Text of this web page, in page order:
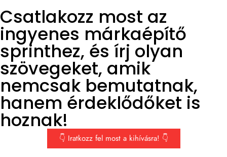
Csatlakozz most az
ingyenes márkaépítő
sprinthez, és írj olyan
szövegeket, amik
nemcsak bemutatnak,
hanem érdeklődőket is
hoznak!
👇 Iratkozz fel most a kihívásra! 👇